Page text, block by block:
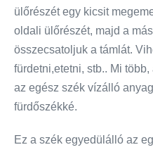
ülőrészét egy kicsit
oldali ülőrészét, majd a
összecsatoljuk a támlát.
fürdetni,etetni, stb.. Mi
az egész szék vízálló
fürdőszékké.
Ez a szék egyedülálló az